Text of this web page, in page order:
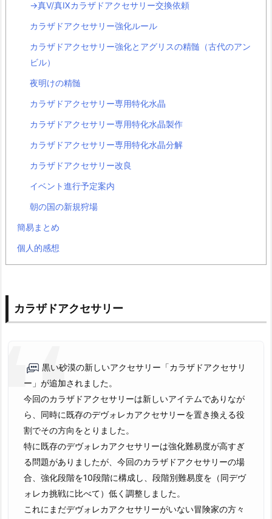
→真Ⅴ/真Ⅸカラザドアクセサリー交換依頼
カラザドアクセサリー強化ルール
カラザドアクセサリー強化とアグリスの精髄（古代のアン
ビル）
夜明けの精髄
カラザドアクセサリー専用特化水晶
カラザドアクセサリー専用特化水晶製作
カラザドアクセサリー専用特化水晶分解
カラザドアクセサリー改良
イベント進行予定案内
朝の国の新規狩場
簡易まとめ
個人的感想
カラザドアクセサリー
黒い砂漠の新しいアクセサリー「カラザドアクセサリ
ー」が追加されました。
今回のカラザドアクセサリーは新しいアイテムでありなが
ら、同時に既存のデヴォレカアクセサリーを置き換える役
割でその方向をとりました。
特に既存のデヴォレカアクセサリーは強化難易度が高すぎ
る問題がありましたが、今回のカラザドアクセサリーの場
合、強化段階を10段階に構成し、段階別難易度を（同デヴ
ォレカ挑戦に比べて）低く調整しました。
これにまだデヴォレカアクセサリーがいない冒険家の方々